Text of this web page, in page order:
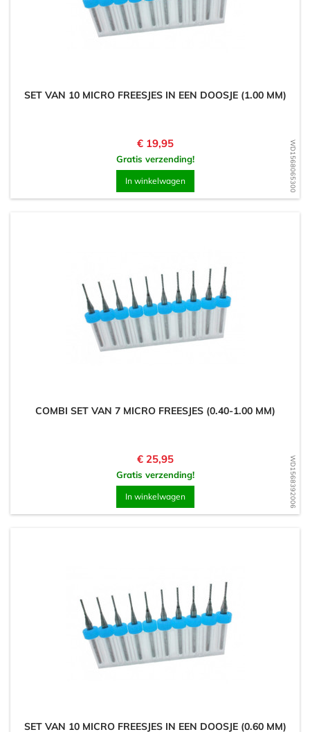
WD1568065300
SET VAN 10 MICRO FREESJES IN EEN DOOSJE (1.00 MM)
Prijs
€ 19,95
Gratis verzending!
In winkelwagen
WD1568392006
COMBI SET VAN 7 MICRO FREESJES (0.40-1.00 MM)
Prijs
€ 25,95
Gratis verzending!
In winkelwagen
SET VAN 10 MICRO FREESJES IN EEN DOOSJE (0.60 MM)